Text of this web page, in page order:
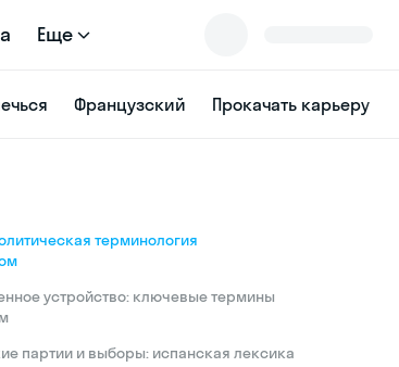
Еще
Французский Прокачать карьеру
терминология
устройство: ключевые термины
партии и выборы: испанская лексика